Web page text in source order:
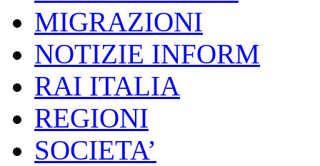
MIGRAZIONI
NOTIZIE INFORM
RAI ITALIA
REGIONI
SOCIETA’